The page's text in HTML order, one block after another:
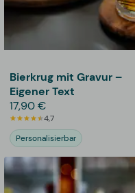
Bierkrug mit Gravur –
Eigener Text
17,90 €
4,7
Personalisierbar